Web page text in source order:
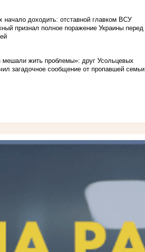
начало доходить: отставной главком ВСУ
признал полное поражение Украины перед
жить проблемы»: друг Усольцевых
загадочное сообщение от пропавшей семьи